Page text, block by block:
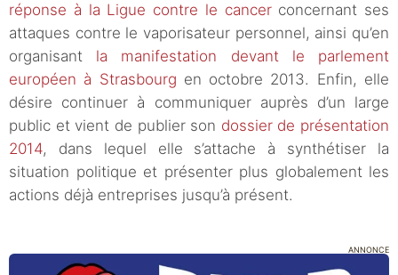
réponse à la Ligue contre le cancerconcernant ses
attaques contre le vaporisateur personnel, ainsi qu’en
organisant la manifestation devant le parlement
européen à Strasbourg en octobre 2013. Enfin, elle
désire continuer à communiquer auprès d’un large
public et vient de publier son dossier de présentation
2014, dans lequel elle s’attache à synthétiser la
situation politique et présenter plus globalement les
actions déjà entreprises jusqu’à présent.
ANNONCE